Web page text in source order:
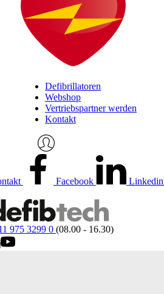
Defibrillatoren
Webshop
Vertriebspartner werden
Kontakt
Facebook Linkedin
975 3299 0 (08.00 - 16.30)